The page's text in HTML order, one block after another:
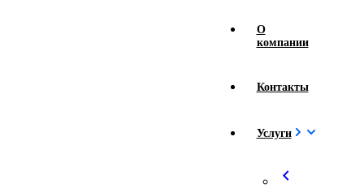
О
компании
Контакты
Услуги
chevron_left